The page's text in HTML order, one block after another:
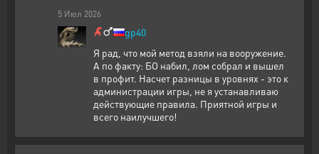
5 Июл 2026
gp40
Я рад, что мой метод взяли на вооружение.
А по факту: БО набил, лом собрал и вышел
в профит. Насчет разницы в уровнях - это к
администрации игры, не я устанавливаю
действующие правила. Приятной игры и
всего наилучшего!